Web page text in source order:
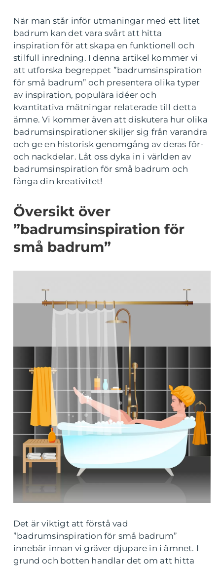
När man står inför utmaningar med ett litet
badrum kan det vara svårt att hitta
inspiration för att skapa en funktionell och
stilfull inredning. I denna artikel kommer vi
att utforska begreppet ”badrumsinspiration
för små badrum” och presentera olika typer
av inspiration, populära idéer och
kvantitativa mätningar relaterade till detta
ämne. Vi kommer även att diskutera hur olika
badrumsinspirationer skiljer sig från varandra
och ge en historisk genomgång av deras för-
och nackdelar. Låt oss dyka in i världen av
badrumsinspiration för små badrum och
fånga din kreativitet!
Översikt över
”badrumsinspiration för
små badrum”
Det är viktigt att förstå vad
”badrumsinspiration för små badrum”
innebär innan vi gräver djupare in i ämnet. I
grund och botten handlar det om att hitta